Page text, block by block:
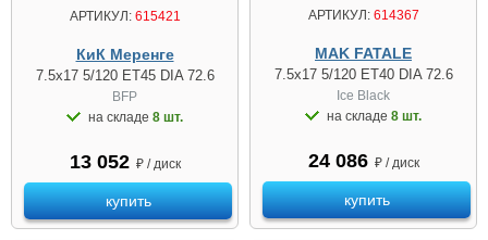
АРТИКУЛ:615421
КиК Меренге
7.5x17 5/120 ET45 DIA 72.6
BFP
на складе 8 шт.
13 052 ₽ / диск
купить
АРТИКУЛ:614367
MAK FATALE
7.5x17 5/120 ET40 DIA 72.6
Ice Black
на складе 8 шт.
24 086 ₽ / диск
купить